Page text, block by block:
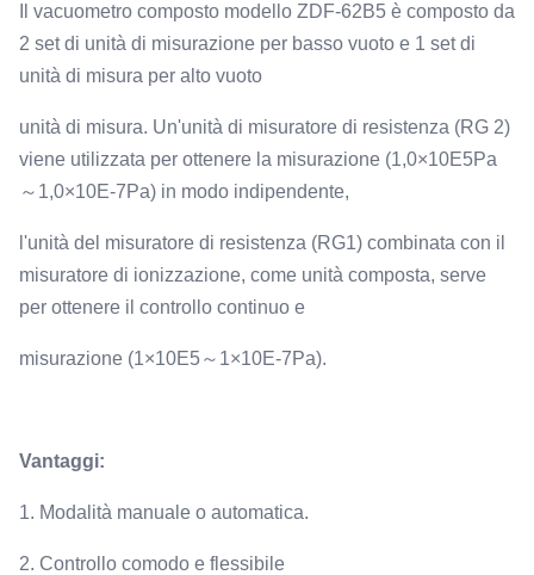
Type:
Misuratore di ionizzazione ZJ-14, misuratore di
resistenza ZJ-52T
Measure:
RS485, 0-5V
Accuracy:
Il vacuometro composto modello ZDF-62B5 è composto da
2 set di unità di misurazione per basso vuoto e 1 set di
unità di misura per alto vuoto
unità di misura. Un'unità di misuratore di resistenza (RG 2)
viene utilizzata per ottenere la misurazione (1,0×10E5Pa
～1,0×10E-7Pa) in modo indipendente,
l'unità del misuratore di resistenza (RG1) combinata con il
misuratore di ionizzazione, come unità composta, serve
per ottenere il controllo continuo e
misurazione (1×10E5～1×10E-7Pa).
Vantaggi:
1. Modalità manuale o automatica.
2. Controllo comodo e flessibile